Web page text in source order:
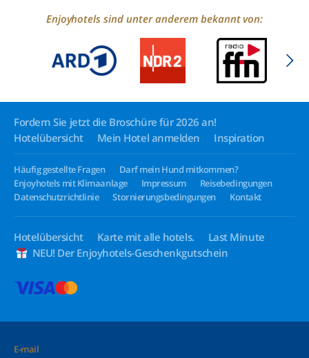
Enjoyhotels sind unter anderem bekannt von:
Fordern Sie jetzt die Broschüre für 2026 an!
Hotelübersicht
Mein Hotel anmelden Inspiration
Häufig gestellte Fragen
Darf mein Hund mitkommen?
Enjoyhotels mit Klimaanlage
Impressum
Reisebedingungen
Datenschutzrichtlinie
Stornierungsbedingungen Kontakt
Hotelübersicht Karte mit alle hotels.
Last Minute
NEU! Der Enjoyhotels-Geschenkgutschein
E-mail